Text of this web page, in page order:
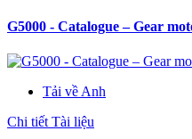
G5000 - Catalogue – Gear
Tải về Anh
Chi tiết Tài liệu